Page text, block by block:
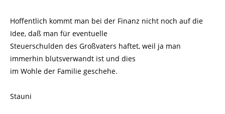
Hoffentlich kommt man bei der Finanz nicht noch auf die
Idee, daß man für eventuelle
Steuerschulden des Großvaters haftet, weil ja man
immerhin blutsverwandt ist und dies
im Wohle der Familie geschehe.
Stauni